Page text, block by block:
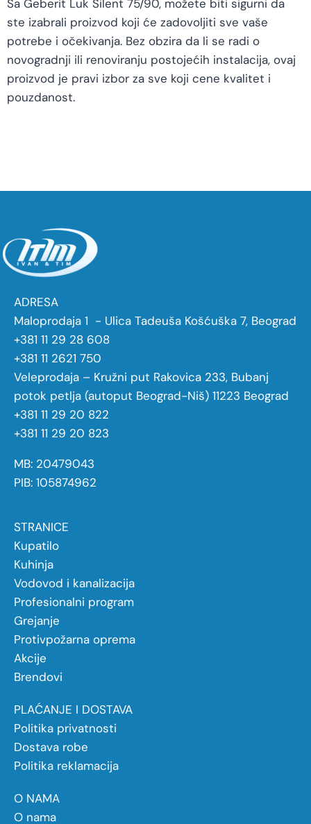
Sa Geberit Luk Silent 75/90, možete biti sigurni da
ste izabrali proizvod koji će zadovoljiti sve vaše
potrebe i očekivanja. Bez obzira da li se radi o
novogradnji ili renoviranju postojećih instalacija, ovaj
proizvod je pravi izbor za sve koji cene kvalitet i
pouzdanost.
ADRESA
Maloprodaja 1 - Ulica Tadeuša Košćuška 7, Beograd
+381 11 29 28 608
+381 11 2621 750
Veleprodaja – Kružni put Rakovica 233, Bubanj
potok petlja (autoput Beograd-Niš) 11223 Beograd
+381 11 29 20 822
+381 11 29 20 823
MB: 20479043
PIB: 105874962
STRANICE
Kupatilo
Kuhinja
Vodovod i kanalizacija
Profesionalni program
Grejanje
Protivpožarna oprema
Akcije
Brendovi
PLAĆANJE I DOSTAVA
Politika privatnosti
Dostava robe
Politika reklamacija
O NAMA
O nama